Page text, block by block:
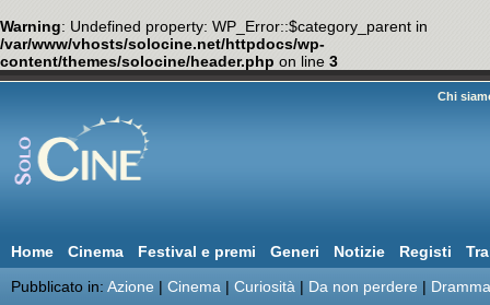
Warning: Undefined property: WP_Error::$category_parent in
/var/www/vhosts/solocine.net/httpdocs/wp-
content/themes/solocine/header.php on line 3
Chi
Home Cinema Festival e premi Generi Notizie Registi
Pubblicato in: Azione | Cinema | Curiosità | Da non perdere |